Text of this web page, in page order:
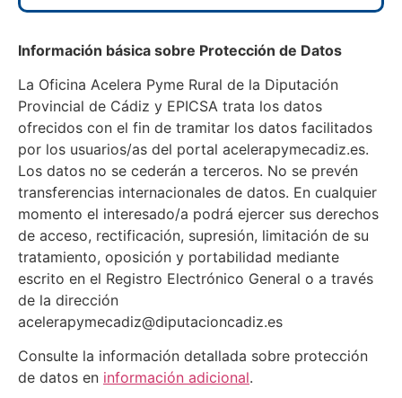
Información básica sobre Protección de Datos
La Oficina Acelera Pyme Rural de la Diputación
Provincial de Cádiz y EPICSA trata los datos
ofrecidos con el fin de tramitar los datos facilitados
por los usuarios/as del portal acelerapymecadiz.es.
Los datos no se cederán a terceros. No se prevén
transferencias internacionales de datos. En cualquier
momento el interesado/a podrá ejercer sus derechos
de acceso, rectificación, supresión, limitación de su
tratamiento, oposición y portabilidad mediante
escrito en el Registro Electrónico General o a través
de la dirección
acelerapymecadiz@diputacioncadiz.es
Consulte la información detallada sobre protección
de datos en información adicional.